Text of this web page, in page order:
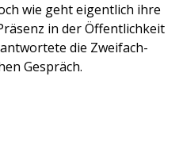
wie geht eigentlich ihre
in der Öffentlichkeit
die Zweifach-
Gespräch.